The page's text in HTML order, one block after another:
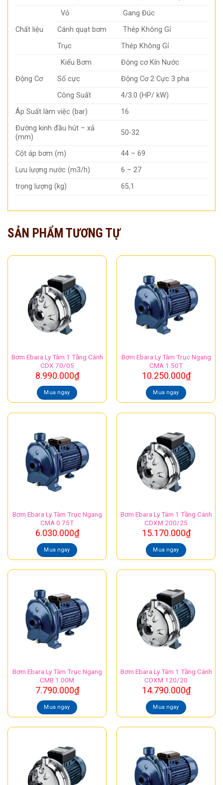
Chất liệu
Vỏ
Gang Đúc
Cánh quạt bơm
Thép Không Gỉ
Trục
Thép Không Gỉ
Động Cơ
Kiểu Bơm
Động cơ Kín Nước
Số cực
Động Cơ 2 Cực 3 pha
Công Suất
4/3.0 (HP/ kW)
Áp Suất làm việc (bar)
16
Đường kinh đầu hút – xả
(mm)
50-32
Cột áp bơm (m)
44 – 69
Lưu lượng nước (m3/h)
6 – 27
trọng lượng (kg)
65,1
SẢN PHẨM TƯƠNG TỰ
Bơm Ebara Ly Tâm 1 Tầng Cánh
CDX 70/05
8.990.000₫
Mua ngay
Bơm Ebara Ly Tâm Trục Ngang
CMA 1.50T
10.250.000₫
Mua ngay
Bơm Ebara Ly Tâm Trục Ngang
CMA 0.75T
6.030.000₫
Mua ngay
Bơm Ebara Ly Tâm 1 Tầng Cánh
CDXM 200/25
15.170.000₫
Mua ngay
Bơm Ebara Ly Tâm Trục Ngang
CMB 1.00M
7.790.000₫
Mua ngay
Bơm Ebara Ly Tâm 1 Tầng Cánh
CDXM 120/20
14.790.000₫
Mua ngay